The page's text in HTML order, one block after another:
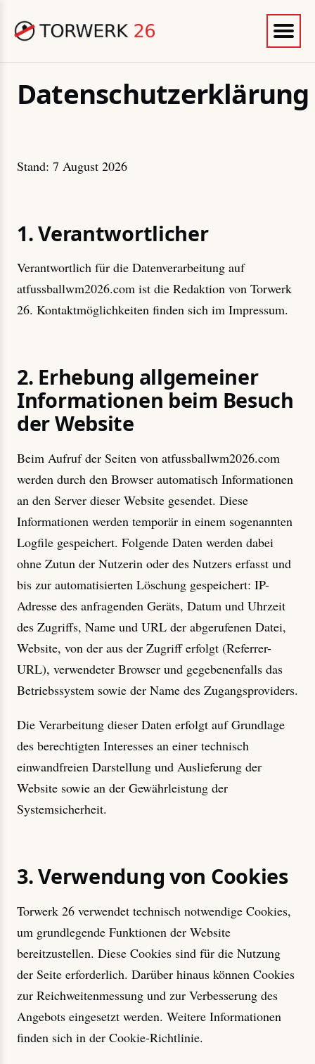
Datenschutzerklärung
Stand: 7 August 2026
1. Verantwortlicher
Verantwortlich für die Datenverarbeitung auf
atfussballwm2026.com ist die Redaktion von Torwerk
26. Kontaktmöglichkeiten finden sich im Impressum.
2. Erhebung allgemeiner
Informationen beim Besuch
der Website
Beim Aufruf der Seiten von atfussballwm2026.com
werden durch den Browser automatisch Informationen
an den Server dieser Website gesendet. Diese
Informationen werden temporär in einem sogenannten
Logfile gespeichert. Folgende Daten werden dabei
ohne Zutun der Nutzerin oder des Nutzers erfasst und
bis zur automatisierten Löschung gespeichert: IP-
Adresse des anfragenden Geräts, Datum und Uhrzeit
des Zugriffs, Name und URL der abgerufenen Datei,
Website, von der aus der Zugriff erfolgt (Referrer-
URL), verwendeter Browser und gegebenenfalls das
Betriebssystem sowie der Name des Zugangsproviders.
Die Verarbeitung dieser Daten erfolgt auf Grundlage
des berechtigten Interesses an einer technisch
einwandfreien Darstellung und Auslieferung der
Website sowie an der Gewährleistung der
Systemsicherheit.
3. Verwendung von Cookies
Torwerk 26 verwendet technisch notwendige Cookies,
um grundlegende Funktionen der Website
bereitzustellen. Diese Cookies sind für die Nutzung
der Seite erforderlich. Darüber hinaus können Cookies
zur Reichweitenmessung und zur Verbesserung des
Angebots eingesetzt werden. Weitere Informationen
finden sich in der Cookie-Richtlinie.